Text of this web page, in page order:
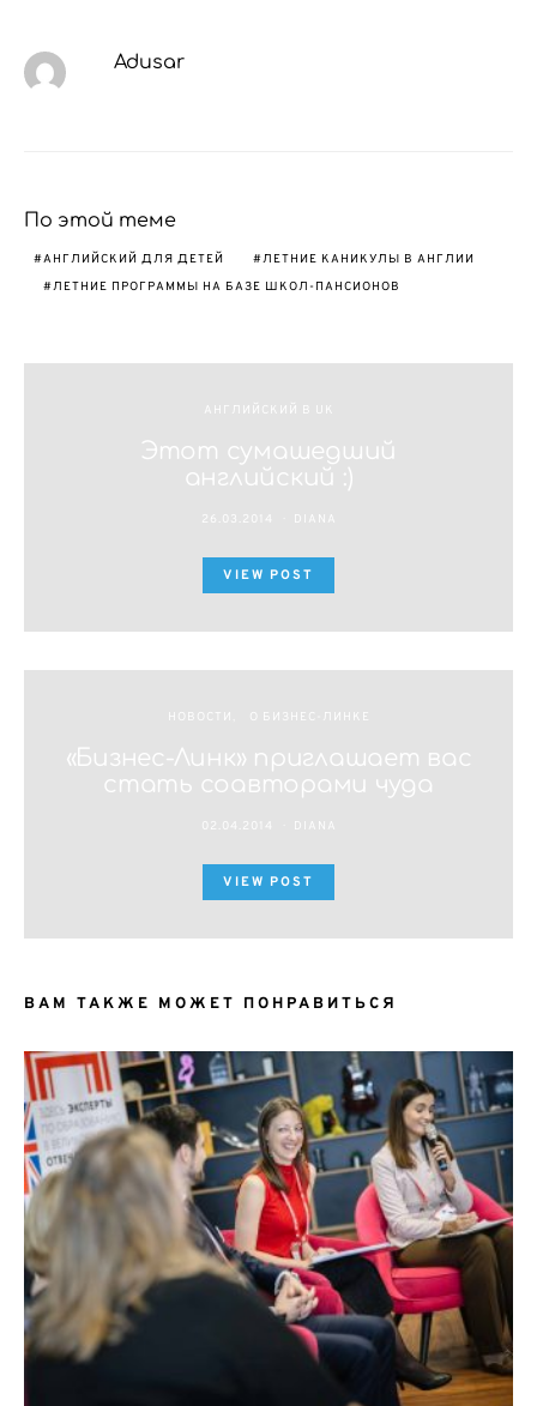
Adusar
По этой теме
АНГЛИЙСКИЙ ДЛЯ ДЕТЕЙ
ЛЕТНИЕ КАНИКУЛЫ В АНГЛИИ
ЛЕТНИЕ ПРОГРАММЫ НА БАЗЕ ШКОЛ-ПАНСИОНОВ
АНГЛИЙСКИЙ В UK
Этот сумашедший
английский :)
26.03.2014 DIANA
VIEW POST
НОВОСТИ О БИЗНЕС-ЛИНКЕ
«Бизнес-Линк» приглашает вас
стать соавторами чуда
02.04.2014 DIANA
VIEW POST
ВАМ ТАКЖЕ МОЖЕТ ПОНРАВИТЬСЯ